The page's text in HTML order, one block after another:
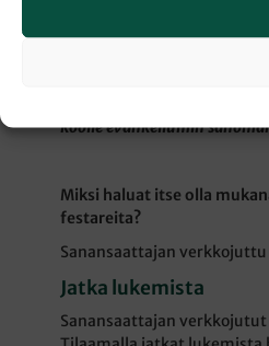
jo kauan ennen
että saisi olla mukana
vuonna hän toimii
festarit on upea
koolle evankeliumin
Miksi haluat itse olla
festareita?
Sanansaattajan verkkojuttu
Jatka lukemista
Sanansaattajan